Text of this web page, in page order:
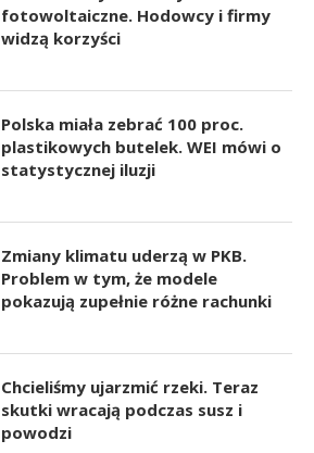
fotowoltaiczne. Hodowcy i firmy
widzą korzyści
Polska miała zebrać 100 proc.
plastikowych butelek. WEI mówi o
statystycznej iluzji
Zmiany klimatu uderzą w PKB.
Problem w tym, że modele
pokazują zupełnie różne rachunki
Chcieliśmy ujarzmić rzeki. Teraz
skutki wracają podczas susz i
powodzi